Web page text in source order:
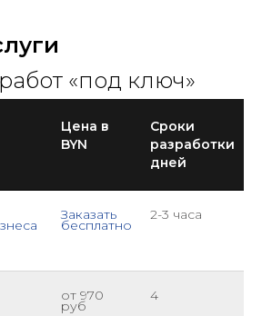
«под ключ»
Цена в
BYN
Сроки
разработки
дней
Заказать
бесплатно
2-3 часа
от 970
руб
4